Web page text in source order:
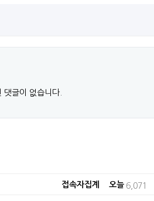
댓글이 없습니다.
접속자집계 오늘 6,071